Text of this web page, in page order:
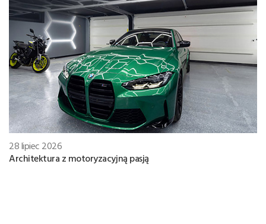
28 lipiec 2026
Architektura z motoryzacyjną pasją